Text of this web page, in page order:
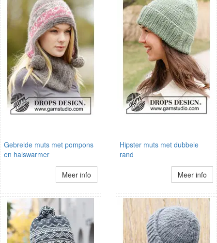
Gebreide muts met pompons
en halswarmer
Meer info
Hipster muts met dubbele
rand
Meer info